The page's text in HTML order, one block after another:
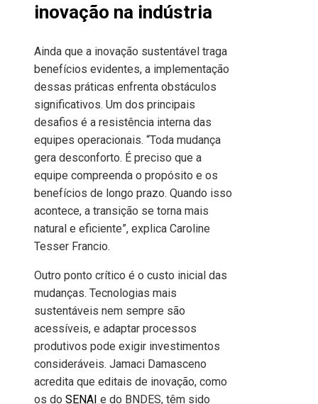
inovação na indústria
Ainda que a inovação sustentável traga
benefícios evidentes, a implementação
dessas práticas enfrenta obstáculos
significativos. Um dos principais
desafios é a resistência interna das
equipes operacionais. “Toda mudança
gera desconforto. É preciso que a
equipe compreenda o propósito e os
benefícios de longo prazo. Quando isso
acontece, a transição se torna mais
natural e eficiente”, explica Caroline
Tesser Francio.
Outro ponto crítico é o custo inicial das
mudanças. Tecnologias mais
sustentáveis nem sempre são
acessíveis, e adaptar processos
produtivos pode exigir investimentos
consideráveis. Jamaci Damasceno
acredita que editais de inovação, como
os do SENAI e do BNDES, têm sido